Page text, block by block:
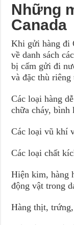
Những
Canada
Khi gửi hàng đi
về danh sách
bị cấm gửi đi
và đặc thù riêng
Các loại hàng
chữa cháy,
Các loại vũ khí
Các loại chất
Hiện kim, hàng
động vật trong
Hàng thịt,